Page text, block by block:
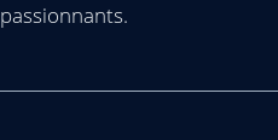
passionnants.